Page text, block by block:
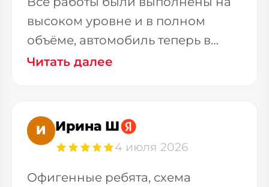
высоком уровне и в полном
объёме, автомобиль теперь в
гараже. Большое спасибо
Читать далее
И Ирина Ш
4 июля 2026
Офигенные ребята, схема